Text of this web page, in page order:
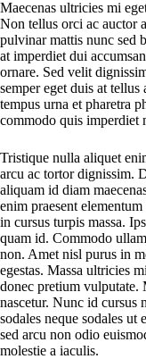
Maecenas ultricies mi
Non tellus orci ac auctor
pulvinar mattis nunc sed
at imperdiet dui
ornare. Sed velit
semper eget duis at
tempus urna et pharetra
commodo quis imperdiet
Tristique nulla aliquet
arcu ac tortor dignissim.
aliquam id diam
enim praesent
in cursus turpis massa.
quam id. Commodo
non. Amet nisl purus in
egestas. Massa ultricies
donec pretium vulputate.
nascetur. Nunc id cursus
sodales neque sodales ut
sed arcu non odio
molestie a iaculis.